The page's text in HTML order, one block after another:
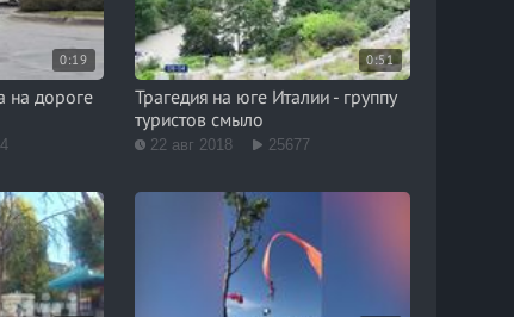
0:19
на дороге
0:51
Трагедия на юге Италии - группу
туристов смыло
22 авг 2018 25677